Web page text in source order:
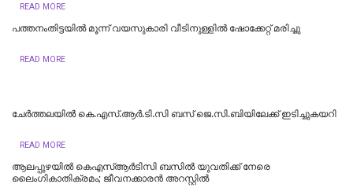
READ MORE
പത്തനംതിട്ടയില്‍ മൂന്ന് വയസുകാരി വീടിനുള്ളില്‍ ഷോക്കേറ്റ് മരിച്ചു
READ MORE
ചേർത്തലയിൽ കെ.എസ്.ആർ.ടി.സി ബസ് ജെ.സി.ബിയിലേക്ക് ഇടിച്ചുകയറി
READ MORE
ആലപ്പുഴയിൽ കെഎസ്ആർടിസി ബസിൽ യുവതിക്ക് നേരെ
ലൈംഗികാതിക്രമം; ജീവനക്കാരൻ അറസ്റ്റിൽ